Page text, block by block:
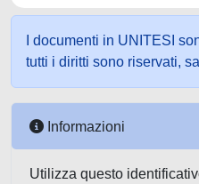
I documenti in UNITESI
tutti i diritti sono riservati,
Informazioni
Utilizza questo